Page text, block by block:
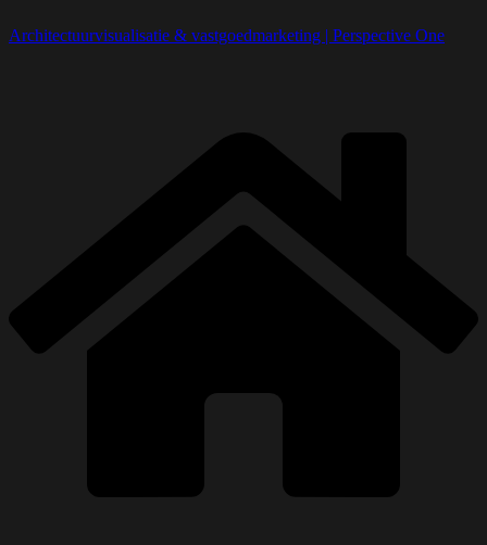
Architectuurvisualisatie & vastgoedmarketing | Perspective One